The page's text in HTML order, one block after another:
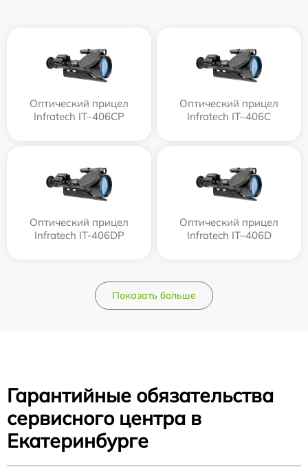
Оптический прицел
Infratech IT–406СP
Оптический прицел
Infratech IT–406С
Оптический прицел
Infratech IT-406DP
Оптический прицел
Infratech IT–406D
Показать больше
Гарантийные обязательства
сервисного центра в
Екатеринбурге